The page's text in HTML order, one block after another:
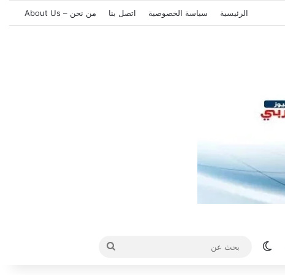
الرئيسية سياسة الخصوصية اتصل بنا من نحن – About Us
الوضع المظلم
بحث